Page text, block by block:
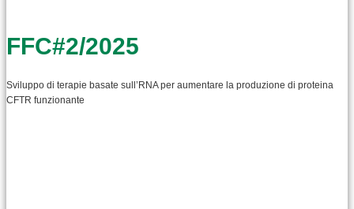
FFC#2/2025
Sviluppo di terapie basate sull’RNA per aumentare la produzione di proteina
CFTR funzionante